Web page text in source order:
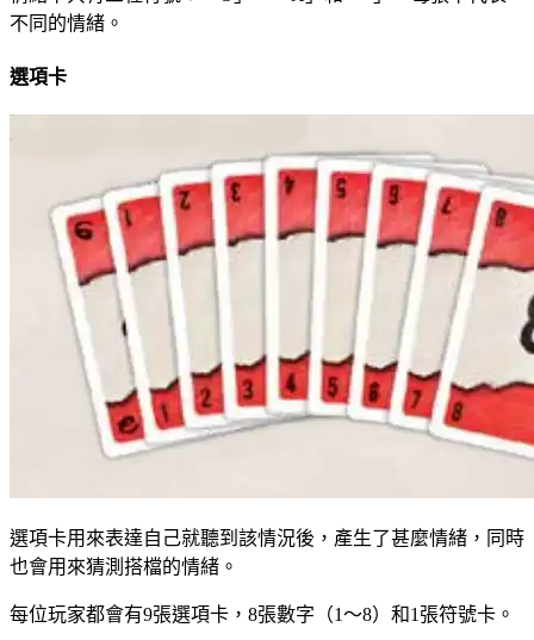
不同的情緒。
選項卡
選項卡用來表達自己就聽到該情況後，產生了甚麼情緒，同時
也會用來猜測搭檔的情緒。
每位玩家都會有9張選項卡，8張數字（1～8）和1張符號卡。